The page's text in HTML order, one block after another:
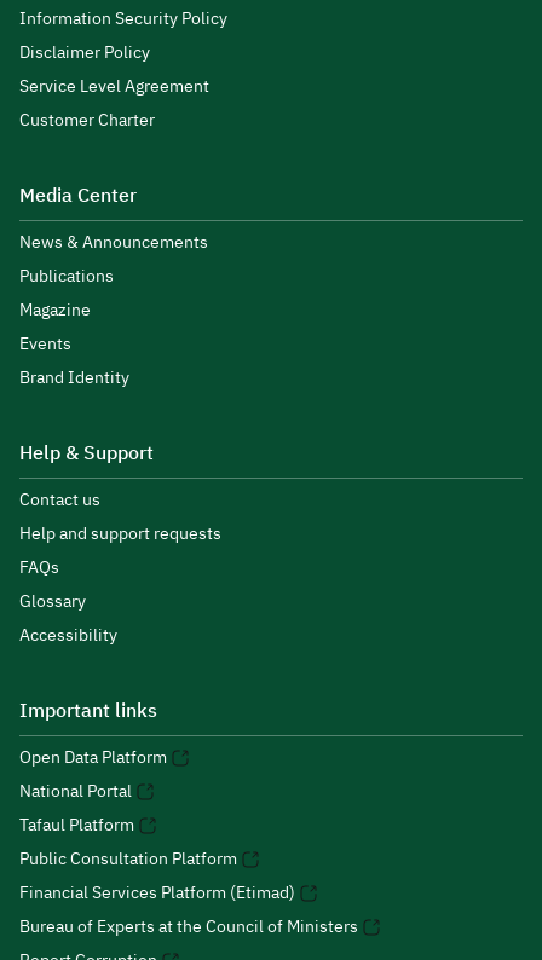
Information Security Policy
Disclaimer Policy
Service Level Agreement
Customer Charter
Media Center
News & Announcements
Publications
Magazine
Events
Brand Identity
Help & Support
Contact us
Help and support requests
FAQs
Glossary
Accessibility
Important links
Open Data Platform
National Portal
Tafaul Platform
Public Consultation Platform
Financial Services Platform (Etimad)
Bureau of Experts at the Council of Ministers